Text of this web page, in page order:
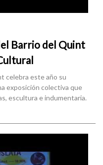
Barrio del Quint
celebra este año su
exposición colectiva que
escultura e indumentaria.